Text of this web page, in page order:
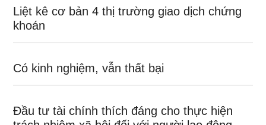
Liệt kê cơ bản 4 thị trường giao dịch chứng
khoán
Có kinh nghiệm, vẫn thất bại
Đầu tư tài chính thích đáng cho thực hiện